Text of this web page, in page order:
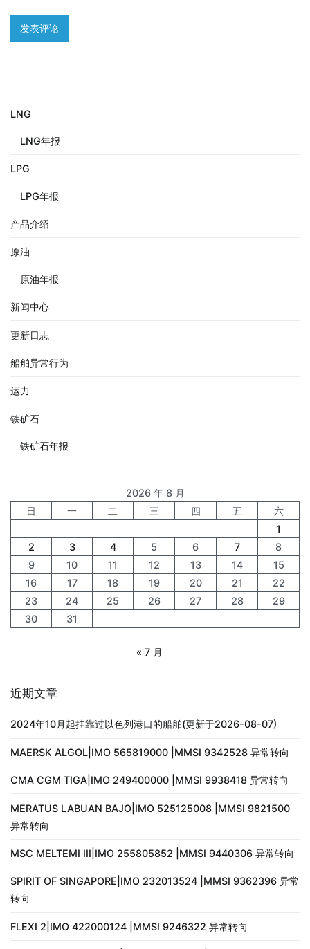
LNG
LNG年报
LPG
LPG年报
产品介绍
原油
原油年报
新闻中心
更新日志
船舶异常行为
运力
铁矿石
铁矿石年报
2026 年 8 月
日
一 二 三 四 五
六
1
2
3 4 5 6 7
8
9
10 11 12 13 14
15
16
17 18 19 20 21
22
23
24 25 26 27 28
29
30
31
« 7 月
近期文章
2024年10月起挂靠过以色列港口的船舶(更新于2026-08-07)
MAERSK ALGOL|IMO 565819000 |MMSI 9342528 异常转向
CMA CGM TIGA|IMO 249400000 |MMSI 9938418 异常转向
MERATUS LABUAN BAJO|IMO 525125008 |MMSI 9821500
异常转向
MSC MELTEMI III|IMO 255805852 |MMSI 9440306 异常转向
SPIRIT OF SINGAPORE|IMO 232013524 |MMSI 9362396 异常
转向
FLEXI 2|IMO 422000124 |MMSI 9246322 异常转向